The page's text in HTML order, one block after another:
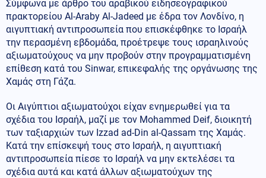
Σύμφωνα με άρθρο του αραβικού ειδησεογραφικού
πρακτορείου Al-Araby Al-Jadeed με έδρα τον Λονδίνο, η
αιγυπτιακή αντιπροσωπεία που επισκέφθηκε το Ισραήλ
την περασμένη εβδομάδα, προέτρεψε τους ισραηλινούς
αξιωματούχους να μην προβούν στην προγραμματισμένη
επίθεση κατά του Sinwar, επικεφαλής της οργάνωσης της
Χαμάς στη Γάζα.
Οι Αιγύπτιοι αξιωματούχοι είχαν ενημερωθεί για τα
σχέδια του Ισραήλ, μαζί με τον Mohammed Deif, διοικητή
των ταξιαρχιών των Izzad ad-Din al-Qassam της Χαμάς.
Κατά την επίσκεψή τους στο Ισραήλ, η αιγυπτιακή
αντιπροσωπεία πίεσε το Ισραήλ να μην εκτελέσει τα
σχέδια αυτά και κατά άλλων αξιωματούχων της